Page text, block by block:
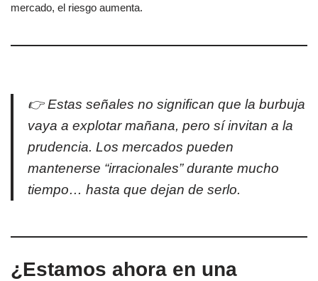
mercado, el riesgo aumenta.
👉 Estas señales no significan que la burbuja
vaya a explotar mañana, pero sí invitan a la
prudencia. Los mercados pueden
mantenerse “irracionales” durante mucho
tiempo… hasta que dejan de serlo.
¿Estamos ahora en una